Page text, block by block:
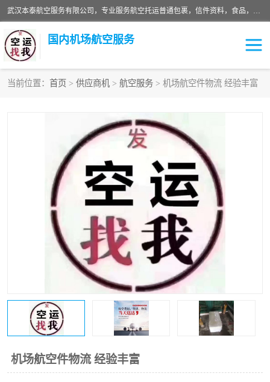
武汉本泰航空服务有限公司，专业服务航空托运普通包裹，信件资料，食品，服装，快消品等运输的专线空运，完善的网络服务确保为客户提供准确、*、安全的“门对门”服务，本着“诚信为本、精诚合作”的服务宗旨.“以安全运输为保障，以运价合理要求市场”的经营理念。武汉机场货运、武汉航空物流、武汉空运、武汉天河国际机场东方、南方、国际航空、机场空运业务覆盖国内二三线机场城市，如：武汉-敦煌、武汉-柳州等
国内机场航空服务
当前位置： 首页 > 供应商机 > 航空服务 > 机场航空件物流 经验丰富
机场航空件物流 经验丰富